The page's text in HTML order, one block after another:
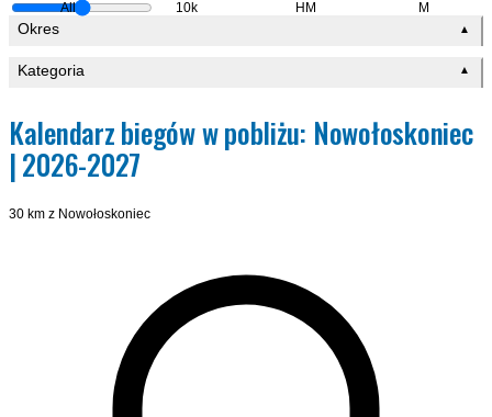
All 10k HM M
Okres ▲
Kategoria ▲
Kalendarz biegów w pobliżu: Nowołoskoniec
| 2026-2027
30 km z Nowołoskoniec